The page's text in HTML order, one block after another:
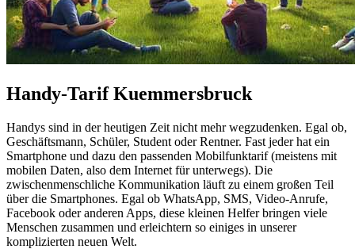
Handy-Tarif Kuemmersbruck
Handys sind in der heutigen Zeit nicht mehr wegzudenken. Egal ob,
Geschäftsmann, Schüler, Student oder Rentner. Fast jeder hat ein
Smartphone und dazu den passenden Mobilfunktarif (meistens mit
mobilen Daten, also dem Internet für unterwegs). Die
zwischenmenschliche Kommunikation läuft zu einem großen Teil
über die Smartphones. Egal ob WhatsApp, SMS, Video-Anrufe,
Facebook oder anderen Apps, diese kleinen Helfer bringen viele
Menschen zusammen und erleichtern so einiges in unserer
komplizierten neuen Welt.